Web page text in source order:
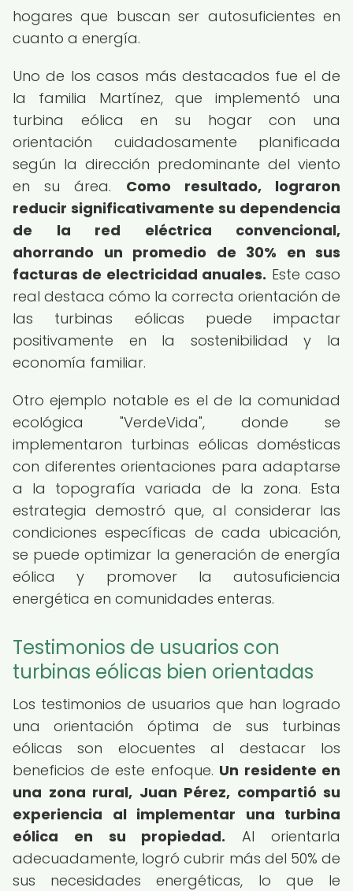
hogares que buscan ser autosuficientes en
cuanto a energía.
Uno de los casos más destacados fue el de
la familia Martínez, que implementó una
turbina eólica en su hogar con una
orientación cuidadosamente planificada
según la dirección predominante del viento
en su área. Como resultado, lograron
reducir significativamente su dependencia
de la red eléctrica convencional,
ahorrando un promedio de 30% en sus
facturas de electricidad anuales. Este caso
real destaca cómo la correcta orientación de
las turbinas eólicas puede impactar
positivamente en la sostenibilidad y la
economía familiar.
Otro ejemplo notable es el de la comunidad
ecológica "VerdeVida", donde se
implementaron turbinas eólicas domésticas
con diferentes orientaciones para adaptarse
a la topografía variada de la zona. Esta
estrategia demostró que, al considerar las
condiciones específicas de cada ubicación,
se puede optimizar la generación de energía
eólica y promover la autosuficiencia
energética en comunidades enteras.
Testimonios de usuarios con
turbinas eólicas bien orientadas
Los testimonios de usuarios que han logrado
una orientación óptima de sus turbinas
eólicas son elocuentes al destacar los
beneficios de este enfoque. Un residente en
una zona rural, Juan Pérez, compartió su
experiencia al implementar una turbina
eólica en su propiedad. Al orientarla
adecuadamente, logró cubrir más del 50% de
sus necesidades energéticas, lo que le